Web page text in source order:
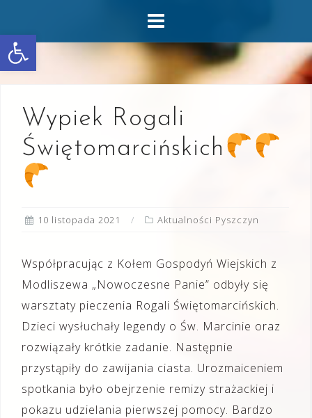
Otwórz pasek narzędzi
content
Wypiek Rogali
Świętomarcińskich
10 listopada 2021 Aktualności Pyszczyn
Współpracując z Kołem Gospodyń Wiejskich z
Modliszewa „Nowoczesne Panie” odbyły się
warsztaty pieczenia Rogali Świętomarcińskich.
Dzieci wysłuchały legendy o Św. Marcinie oraz
rozwiązały krótkie zadanie. Następnie
przystąpiły do zawijania ciasta. Urozmaiceniem
spotkania było obejrzenie remizy strażackiej i
pokazu udzielania pierwszej pomocy. Bardzo